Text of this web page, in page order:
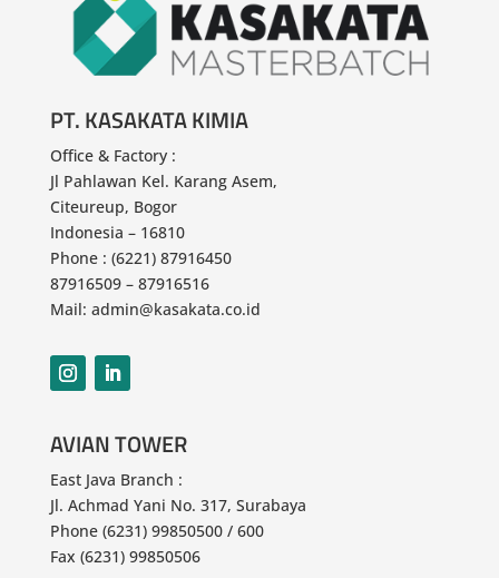
PT. KASAKATA KIMIA
Office & Factory :
Jl Pahlawan Kel. Karang Asem,
Citeureup, Bogor
Indonesia – 16810
Phone : (6221) 87916450
87916509 – 87916516
Mail: admin@kasakata.co.id
AVIAN TOWER
East Java Branch :
Jl. Achmad Yani No. 317, Surabaya
Phone (6231) 99850500 / 600
Fax (6231) 99850506